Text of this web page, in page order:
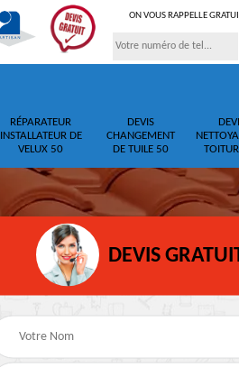
ON VOUS RAPPELLE
RÉPARATEUR
INSTALLATEUR DE
VELUX 50
DEVIS
CHANGEMENT
DE TUILE 50
DEVIS